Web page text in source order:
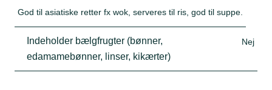
God til asiatiske retter fx wok, serveres til ris, god til suppe.
Indeholder bælgfrugter (bønner,
edamamebønner, linser, kikærter)
Nej